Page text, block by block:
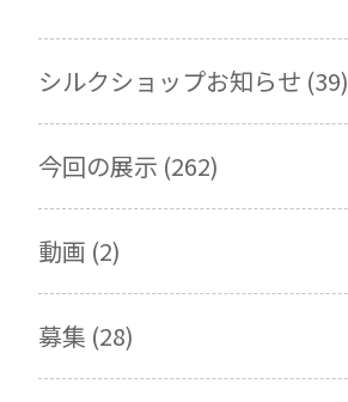
シルクショップお知らせ (39)
今回の展示 (262)
動画 (2)
募集 (28)